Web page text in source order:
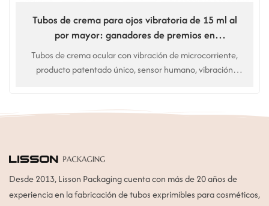
Tubos de crema para ojos vibratoria de 15 ml al
por mayor: ganadores de premios en
Norteamérica.
Tubos de crema ocular con vibración de microcorriente,
producto patentado único, sensor humano, vibración
Desde 2013, Lisson Packaging cuenta con más de 20 años de
experiencia en la fabricación de tubos exprimibles para cosméticos,